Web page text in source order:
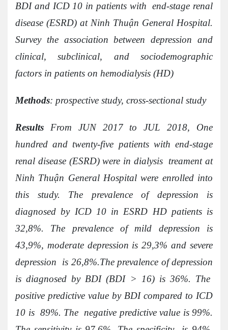
BDI and ICD 10 in patients with end-stage renal
disease (ESRD) at Ninh Thuận General Hospital.
Survey the association between depression and
clinical, subclinical, and sociodemographic
factors in patients on hemodialysis (HD)
Methods: prospective study, cross-sectional study
Results From JUN 2017 to JUL 2018, One
hundred and twenty-five patients with end-stage
renal disease (ESRD) were in dialysis treament at
Ninh Thuận General Hospital were enrolled into
this study. The prevalence of depression is
diagnosed by ICD 10 in ESRD HD patients is
32,8%. The prevalence of mild depression is
43,9%, moderate depression is 29,3% and severe
depression is 26,8%.The prevalence of depression
is diagnosed by BDI (BDI > 16) is 36%. The
positive predictive value by BDI compared to ICD
10 is 89%. The negative predictive value is 99%.